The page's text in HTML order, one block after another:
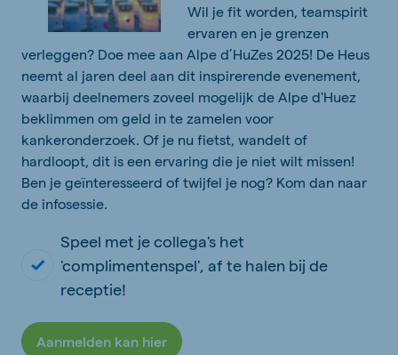
Wil je fit worden, teamspirit
ervaren en je grenzen
verleggen? Doe mee aan Alpe d’HuZes 2025! De Heus
neemt al jaren deel aan dit inspirerende evenement,
waarbij deelnemers zoveel mogelijk de Alpe d'Huez
beklimmen om geld in te zamelen voor
kankeronderzoek. Of je nu fietst, wandelt of
hardloopt, dit is een ervaring die je niet wilt missen!
Ben je geïnteresseerd of twijfel je nog? Kom dan naar
de infosessie.
Speel met je collega's het
'complimentenspel', af te halen bij de
receptie!
Aanmelden kan hier